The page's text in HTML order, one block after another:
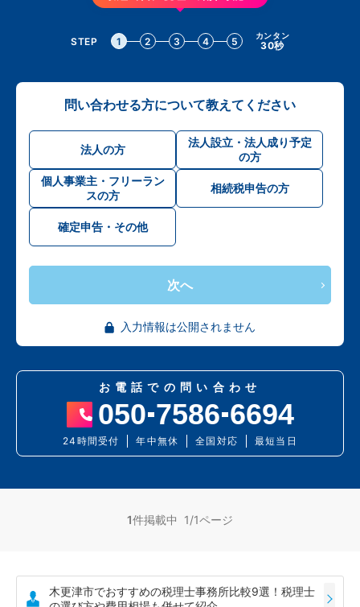
STEP 1 2 3 4 5 カンタン
30秒
問い合わせる方について教えてください
法人の方
法人設立・法人成り予定
の方
個人事業主・フリーラン
スの方
相続税申告の方
確定申告・その他
次へ
入力情報は公開されません
お電話での問い合わせ
050 7586 6694
24時間受付 年中無休 全国対応 最短当日
1件掲載中 1/1ページ
木更津市でおすすめの税理士事務所比較9選！税理士